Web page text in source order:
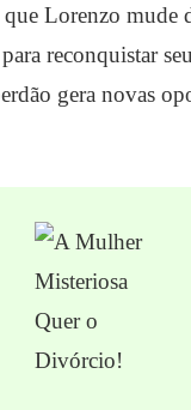
que Lorenzo mude
reconquistar
gera novas